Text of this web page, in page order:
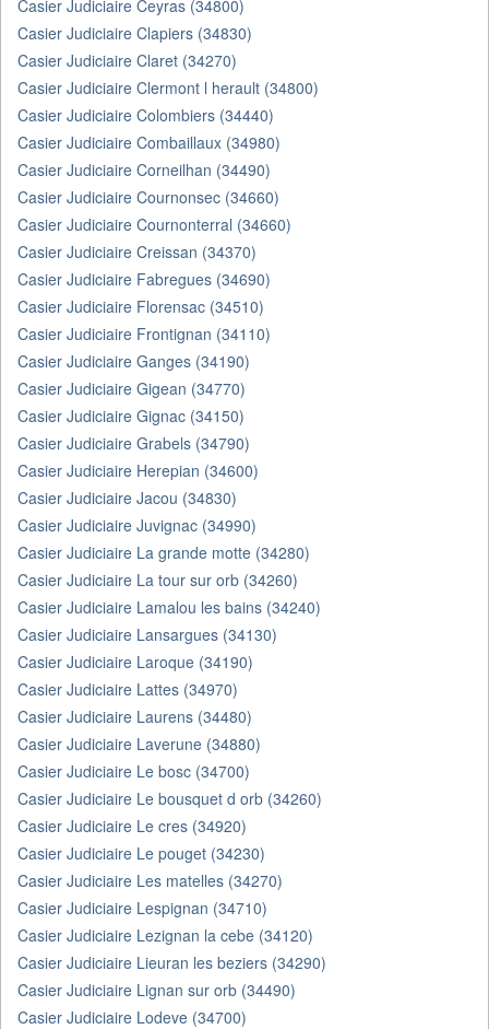
Casier Judiciaire Ceyras (34800)
Casier Judiciaire Clapiers (34830)
Casier Judiciaire Claret (34270)
Casier Judiciaire Clermont l herault (34800)
Casier Judiciaire Colombiers (34440)
Casier Judiciaire Combaillaux (34980)
Casier Judiciaire Corneilhan (34490)
Casier Judiciaire Cournonsec (34660)
Casier Judiciaire Cournonterral (34660)
Casier Judiciaire Creissan (34370)
Casier Judiciaire Fabregues (34690)
Casier Judiciaire Florensac (34510)
Casier Judiciaire Frontignan (34110)
Casier Judiciaire Ganges (34190)
Casier Judiciaire Gigean (34770)
Casier Judiciaire Gignac (34150)
Casier Judiciaire Grabels (34790)
Casier Judiciaire Herepian (34600)
Casier Judiciaire Jacou (34830)
Casier Judiciaire Juvignac (34990)
Casier Judiciaire La grande motte (34280)
Casier Judiciaire La tour sur orb (34260)
Casier Judiciaire Lamalou les bains (34240)
Casier Judiciaire Lansargues (34130)
Casier Judiciaire Laroque (34190)
Casier Judiciaire Lattes (34970)
Casier Judiciaire Laurens (34480)
Casier Judiciaire Laverune (34880)
Casier Judiciaire Le bosc (34700)
Casier Judiciaire Le bousquet d orb (34260)
Casier Judiciaire Le cres (34920)
Casier Judiciaire Le pouget (34230)
Casier Judiciaire Les matelles (34270)
Casier Judiciaire Lespignan (34710)
Casier Judiciaire Lezignan la cebe (34120)
Casier Judiciaire Lieuran les beziers (34290)
Casier Judiciaire Lignan sur orb (34490)
Casier Judiciaire Lodeve (34700)